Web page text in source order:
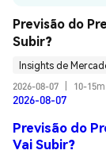
Previsão do
Subir?
Insights de
2026-08-07
10-15m
2026-08-07
Previsão do
Vai Subir?